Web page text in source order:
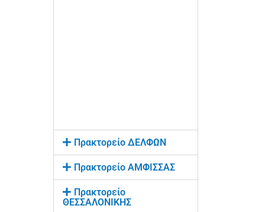
Πρακτορείο ΔΕΛΦΩΝ
Πρακτορείο ΑΜΦΙΣΣΑΣ
Πρακτορείο
ΘΕΣΣΑΛΟΝΙΚΗΣ